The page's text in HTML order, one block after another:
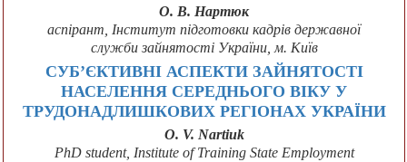
О. В. Нартюк
аспірант, Інститут підготовки кадрів державної
служби зайнятості України, м. Київ
СУБ’ЄКТИВНІ АСПЕКТИ ЗАЙНЯТОСТІ
НАСЕЛЕННЯ СЕРЕДНЬОГО ВІКУ У
ТРУДОНАДЛИШКОВИХ РЕГІОНАХ УКРАЇНИ
O. V. Nartiuk
PhD student, Institute of Training State Employment